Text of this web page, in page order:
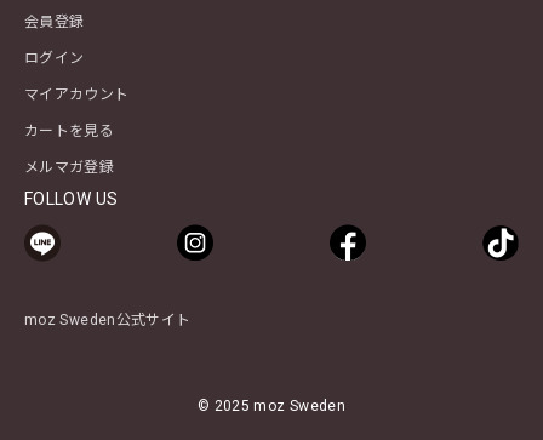
会員登録
ログイン
マイアカウント
カートを見る
メルマガ登録
FOLLOW US
moz Sweden公式サイト
© 2025 moz Sweden